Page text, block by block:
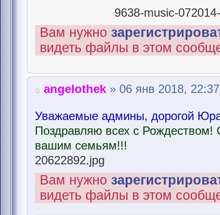
9638-music-
Вам нужно
видеть файлы в этом
angelothek » 06 янв 2018, 22:37
Уважаемые админы, дорогой
Поздравляю всех с
вашим семьям!!!
20622892.jpg
Вам нужно
видеть файлы в этом